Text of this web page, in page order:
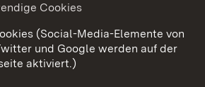
Barrierefreiheit
Cookies
Cookies
(Social-Media-Elemente von
und Google werden auf der
aktiviert.)